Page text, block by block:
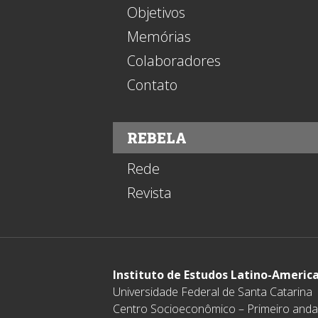
Objetivos
Memórias
Colaboradores
Contato
REBELA
Rede
Revista
Instituto de Estudos Latino-
Universidade Federal de Santa Catarina
Centro Socioeconômico – Primeiro